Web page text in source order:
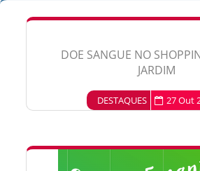
DOE SANGUE NO
JARDIM
DESTAQUES 27 Out